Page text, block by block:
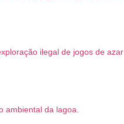
ilegal de jogos de azar
ambiental da lagoa.